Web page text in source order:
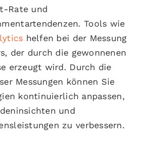
Rate und
Tools wie
helfen bei der Messung
der durch die gewonnenen
erzeugt wird. Durch die
Messungen können Sie
kontinuierlich anpassen,
und
zu verbessern.